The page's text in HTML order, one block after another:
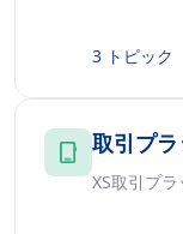
3 トピック
取引プラ
XS取引プ